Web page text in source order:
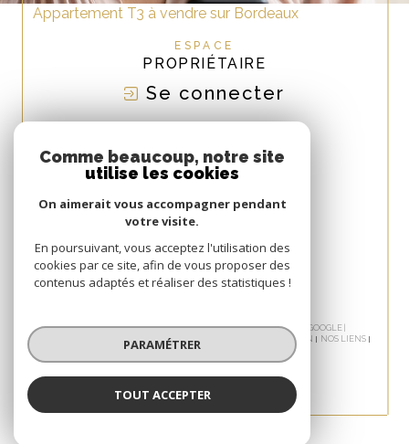
Appartement T3 à vendre sur Bordeaux
ESPACE
PROPRIÉTAIRE
Se connecter
ADHÉRONS
© 2026 | TOUS DROITS RÉSERVÉS | TRADUCTION POWERED BY GOOGLE |
PLAN DU SITE ADMIN
NOS LIENS
POLITIQUE RGPD
Comme beaucoup, notre site
utilise les cookies
On aimerait vous accompagner pendant
votre visite.
En poursuivant, vous acceptez l'utilisation des
cookies par ce site, afin de vous proposer des
contenus adaptés et réaliser des statistiques !
PARAMÉTRER
TOUT ACCEPTER